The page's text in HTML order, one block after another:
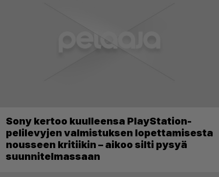
Sony kertoo kuulleensa PlayStation-
pelilevyjen valmistuksen lopettamisesta
nousseen kritiikin – aikoo silti pysyä
suunnitelmassaan